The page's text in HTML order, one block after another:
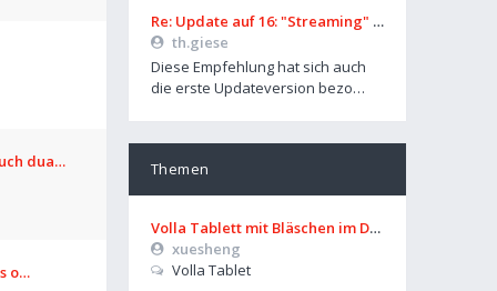
Re: Update auf 16: "Streaming" über Mobilfunk geht nicht mehr
th.giese
Diese Empfehlung hat sich auch
die erste Updateversion bezo…
Themen
Volla Tablett mit Bläschen im Display?
xuesheng
Volla Tablet
dua…
o…